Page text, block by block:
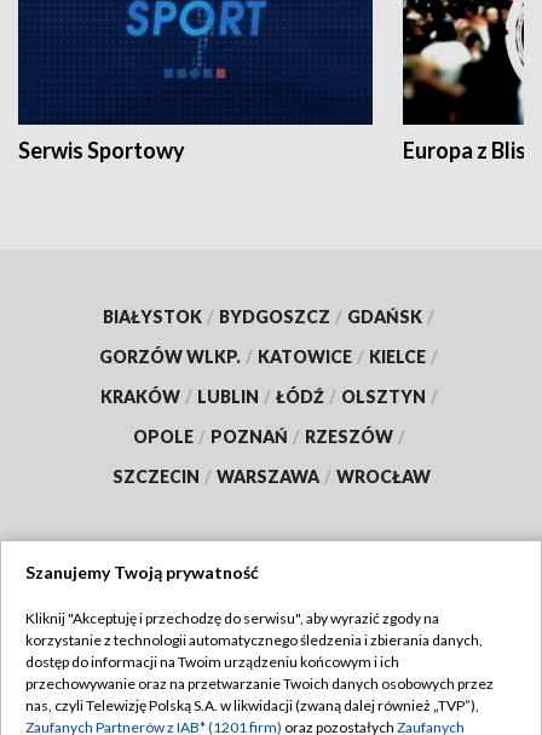
Serwis Sportowy Europa z
BIAŁYSTOK / BYDGOSZCZ / GDAŃSK /
GORZÓW WLKP. / KATOWICE / KIELCE /
KRAKÓW / LUBLIN / ŁÓDŹ / OLSZTYN /
OPOLE / POZNAŃ / RZESZÓW /
SZCZECIN / WARSZAWA / WROCŁAW
TVP
Abonament TVP
Emisja w TVP
Regulamin TVP
Polityka prywatności
Szanujemy Twoją prywatność
Kliknij "Akceptuję i przechodzę do serwisu", aby wyrazić zgody na
korzystanie z technologii automatycznego śledzenia i zbierania danych,
dostęp do informacji na Twoim urządzeniu końcowym i ich
przechowywanie oraz na przetwarzanie Twoich danych osobowych przez
nas, czyli Telewizję Polską S.A. w likwidacji (zwaną dalej również „TVP”),
Zaufanych Partnerów z IAB* (1201 firm) oraz pozostałych Zaufanych